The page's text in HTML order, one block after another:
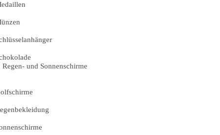
Regen- und Sonnenschirme